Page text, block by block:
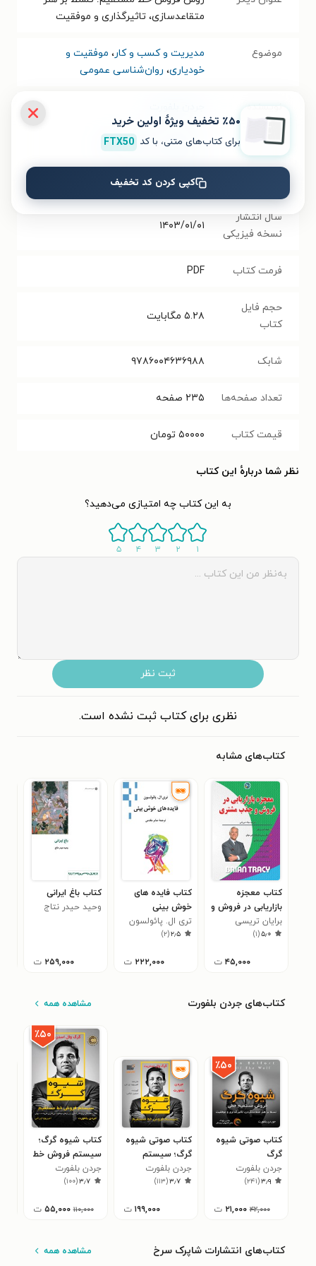
متقاعدسازی، تاثیرگذاری و موفقیت
موضوع مدیریت و کسب و کار، موفقیت و
خودیاری، روان‌شناسی عمومی
مترجم مریم کرمی ،مرتضی هانی
انتشارات شاپرک سرخ
سال انتشار
نسخه فیزیکی
۱۴۰۳/۰۱/۰۱
فرمت کتاب PDF
حجم فایل
کتاب
۵.۲۸ مگابایت
شابک ۹۷۸۶۰۰۴۶۳۶۹۸۸
تعداد صفحه‌ها ۲۳۵ صفحه
قیمت کتاب ۵۰۰۰۰ تومان
نظر شما دربارهٔ این کتاب
به این کتاب چه امتیازی می‌دهید؟
۱ ۲ ۳ ۴ ۵
ثبت نظر
نظری برای کتاب ثبت نشده است.
کتاب‌های مشابه
کتاب معجزه
بازاریابی در فروش و
جذب مشتری
برایان تریسی
۵٫۰(۱)
۴۵,۰۰۰ ت
کتاب فایده های
خوش بینی
تری ال. پائولسون
۲٫۵(۲)
۲۲۲,۰۰۰ ت
کتاب باغ ایرانی
وحید حیدر نتاج
۲۵۹,۰۰۰ ت
کتاب‌های جردن بلفورت مشاهده همه
٪۵۰
کتاب صوتی شیوه‌
گرگ
جردن بلفورت
۳٫۹(۲۴۱)
۴۲,۰۰۰ ۲۱,۰۰۰ ت
کتاب صوتی شیوه
گرگ؛ سیستم
فروش خط مستقیم
جردن بلفورت
۳٫۷(۱۱۳)
۱۹۹,۰۰۰ ت
٪۵۰
کتاب شیوه گرگ؛
سیستم فروش خط
مستقیم
جردن بلفورت
۳٫۷(۱۰۰)
۱۱۰,۰۰۰ ۵۵,۰۰۰ ت
کتاب‌های انتشارات شاپرک سرخ مشاهده همه
٪۵۰ تخفیف ویژۀ اولین خرید
برای کتاب‌های متنی، با کد FTX50
کپی کردن کد تخفیف